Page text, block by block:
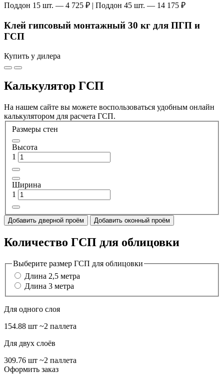
Поддон 15 шт. — 4 725 ₽ | Поддон 45 шт. — 14 175 ₽
Клей гипсовый монтажный 30 кг для ПГП и
ГСП
Купить у дилера
Калькулятор ГСП
На нашем сайте вы можете воспользоваться удобным онлайн
калькулятором для расчета ГСП.
Размеры стен
Высота
1
Ширина
1
Добавить дверной проём Добавить оконный проём
Количество ГСП для облицовки
Выберите размер ГСП для облицовки
Длина 2,5 метра
Длина 3 метра
Для одного слоя
154.88 шт ~2 паллета
Для двух слоёв
309.76 шт ~2 паллета
Оформить заказ